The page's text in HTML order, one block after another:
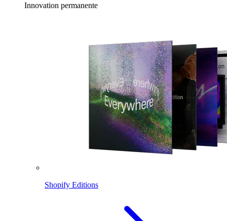
Innovation permanente
Shopify Editions